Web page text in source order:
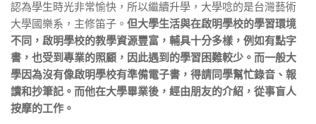
認為學生時光非常愉快，所以繼續升學，大學唸的是台灣藝術
大學國樂系，主修笛子。 但大學生活與在啟明學校的學習環境
不同，啟明學校的教學資源豐富，輔具十分多樣，例如有點字
書，也受到專業的照顧，因此遇到的學習困難較少。而一般大
學因為沒有像啟明學校有準備電子書，得請同學幫忙錄音、報
讀和抄筆記。而他在大學畢業後，經由朋友的介紹，從事盲人
按摩的工作。